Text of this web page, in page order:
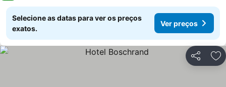
Selecione as datas para ver os preços
exatos.
Ver preços
Partilhar